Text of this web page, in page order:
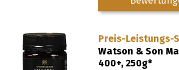
Preis-Leistungs-
Watson & Son
400+, 250g*